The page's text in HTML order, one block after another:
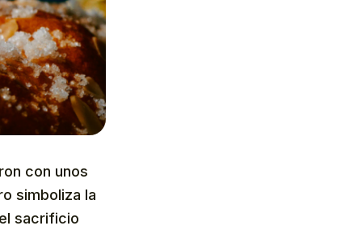
con unos
simboliza la
sacrificio